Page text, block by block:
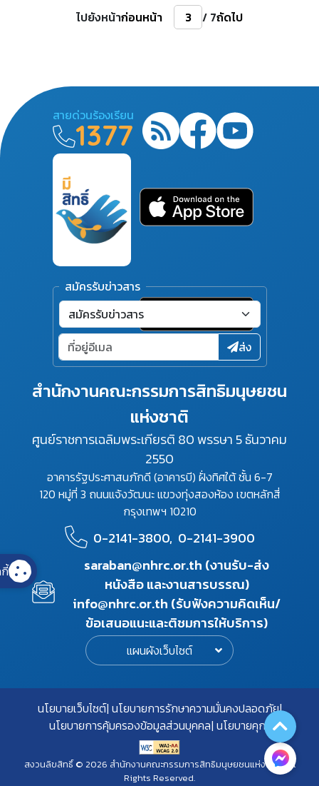
ไปยังหน้าก่อนหน้า / 7ถัดไป
สำนักงานคณะกรรมการสิทธิมนุษยชน
แห่งชาติ
ศูนย์ราชการเฉลิมพระเกียรติ 80 พรรษา 5 ธันวาคม
2550
อาคารรัฐประศาสนภักดี (อาคารบี) ฝั่งทิศใต้ ชั้น 6-7
120 หมู่ที่ 3 ถนนแจ้งวัฒนะ แขวงทุ่งสองห้อง เขตหลักสี่
กรุงเทพฯ 10210
0-2141-3800, 0-2141-3900
saraban@nhrc.or.th (งานรับ-ส่ง
หนังสือ และงานสารบรรณ)
info@nhrc.or.th (รับฟังความคิดเห็น/
ข้อเสนอแนะและติชมการให้บริการ)
แผนผังเว็บไซต์
สายด่วนร้องเรียน
1377
สมัครรับข่าวสาร
ส่ง
นโยบายเว็บไซต์ นโยบายการรักษาความมั่นคงปลอดภัย
นโยบายการคุ้มครองข้อมูลส่วนบุคคล นโยบายคุกกี้
สงวนลิขสิทธิ์ © 2026 สำนักงานคณะกรรมการสิทธิมนุษยชนแห่งชาติ. All
Rights Reserved.